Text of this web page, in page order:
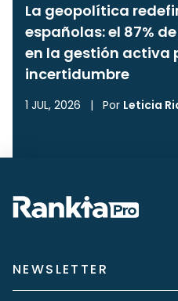
La geopolítica
españolas: el 87%
en la gestión activa
incertidumbre
1 JUL, 2026 | Por Leticia
NEWSLETTER